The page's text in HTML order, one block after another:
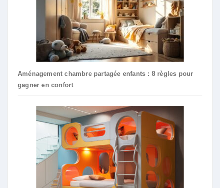
Aménagement chambre partagée enfants : 8 règles pour
gagner en confort